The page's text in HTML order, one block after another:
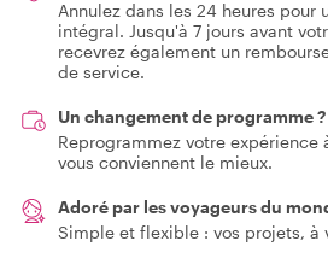
Annulez dans les 24 heures pour
intégral. Jusqu'à 7 jours avant
recevrez également un
de service.
Un changement de programme ?
Reprogrammez votre expérience
vous conviennent le mieux.
Adoré par les voyageurs du
Simple et flexible : vos projets, à